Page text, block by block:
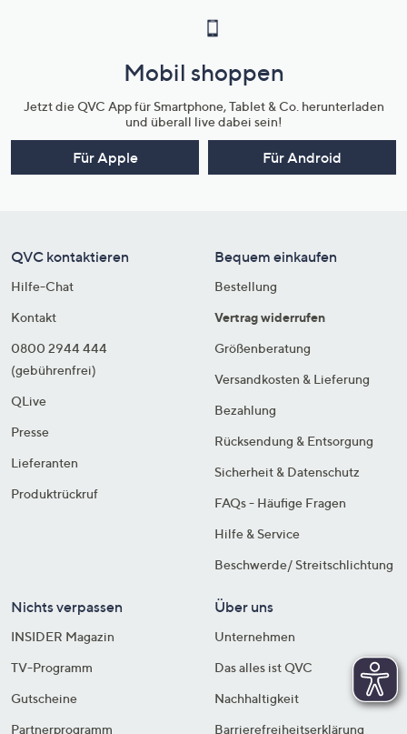
Mobil shoppen
Jetzt die QVC App für Smartphone, Tablet & Co. herunterladen
und überall live dabei sein!
Für Apple Für Android
QVC kontaktieren
Hilfe-Chat
Kontakt
0800 2944 444
(gebührenfrei)
QLive
Presse
Lieferanten
Produktrückruf
Bequem einkaufen
Bestellung
Vertrag widerrufen
Größenberatung
Versandkosten & Lieferung
Bezahlung
Rücksendung & Entsorgung
Sicherheit & Datenschutz
FAQs - Häufige Fragen
Hilfe & Service
Beschwerde/ Streitschlichtung
Nichts verpassen
INSIDER Magazin
TV-Programm
Gutscheine
Partnerprogramm
Über uns
Unternehmen
Das alles ist QVC
Nachhaltigkeit
Barrierefreiheitserklärung